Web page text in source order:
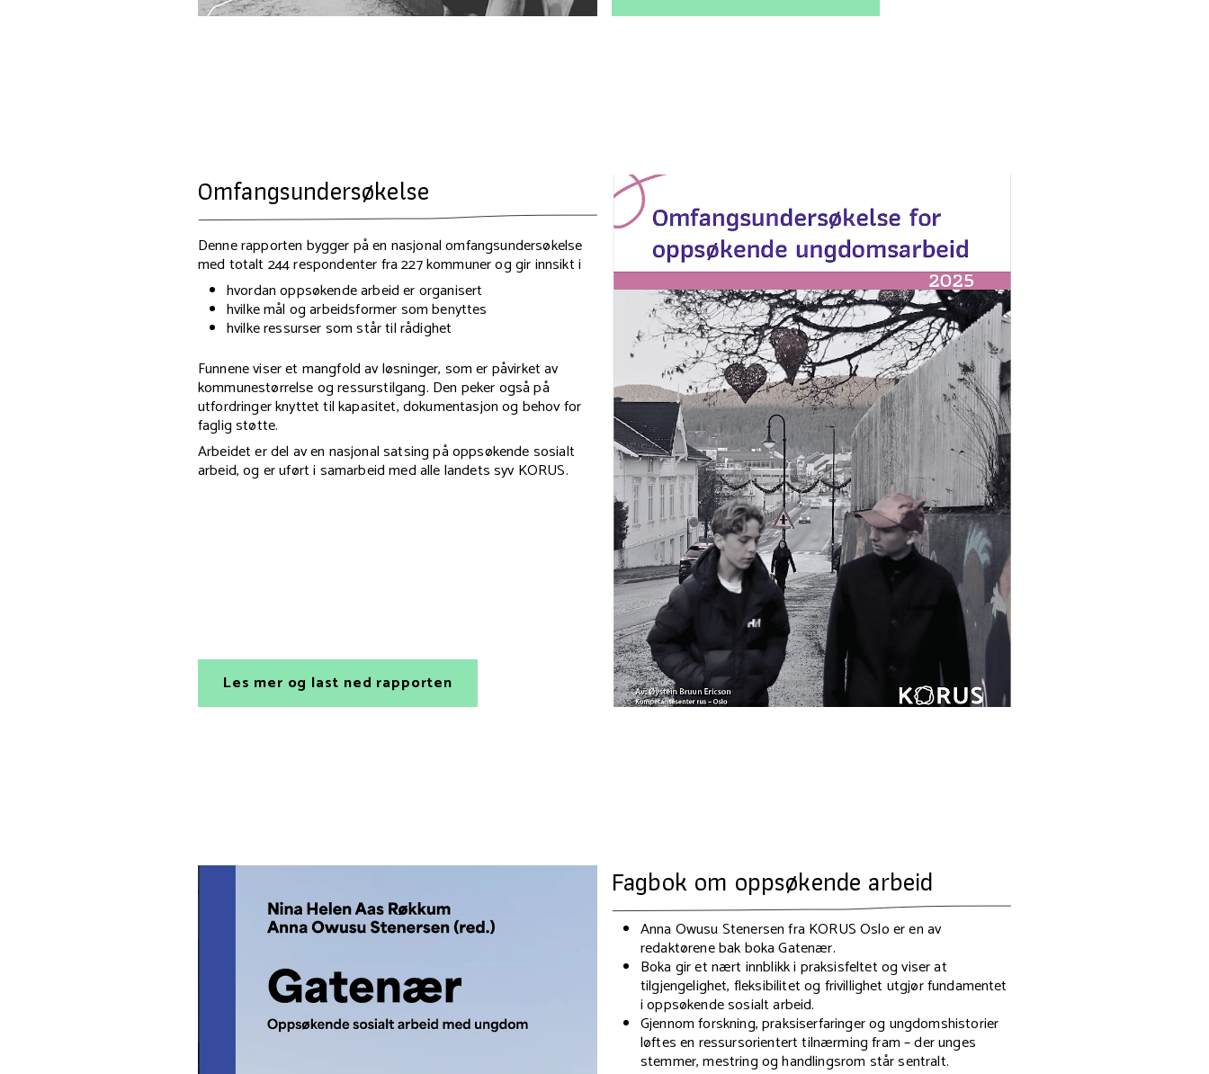
Omfangsundersøkelse
Denne rapporten bygger på en nasjonal omfangsundersøkelse
med totalt 244 respondenter fra 227 kommuner og gir innsikt i
hvordan oppsøkende arbeid er organisert
hvilke mål og arbeidsformer som benyttes
hvilke ressurser som står til rådighet
Funnene viser et mangfold av løsninger, som er påvirket av
kommunestørrelse og ressurstilgang. Den peker også på
utfordringer knyttet til kapasitet, dokumentasjon og behov for
faglig støtte.
Arbeidet er del av en nasjonal satsing på oppsøkende sosialt
arbeid, og er uført i samarbeid med alle landets syv KORUS.
Les mer og last ned rapporten
Fagbok om oppsøkende arbeid
Anna Owusu Stenersen fra KORUS Oslo er en av
redaktørene bak boka Gatenær.
Boka gir et nært innblikk i praksisfeltet og viser at
tilgjengelighet, fleksibilitet og frivillighet utgjør fundamentet
i oppsøkende sosialt arbeid.
Gjennom forskning, praksiserfaringer og ungdomshistorier
løftes en ressursorientert tilnærming fram – der unges
stemmer, mestring og handlingsrom står sentralt.